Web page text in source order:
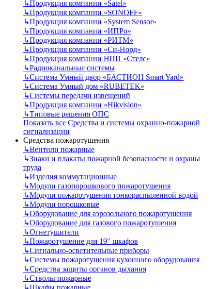
↳Продукция компании «Satel»
↳Продукция компании «SONOFF»
↳Продукция компании «System Sensor»
↳Продукция компании «ИПРо»
↳Продукция компании «РИТМ»
↳Продукция компании «Си-Норд»
↳Продукция компании НПП «Стелс»
↳Радиоканальные системы
↳Система Умный двор «БАСТИОН Smart Yard»
↳Система Умный дом «RUBETEK»
↳Системы передачи извещений
↳Продукция компании «Hikvision»
↳Типовые решения ОПС
Показать все Средства и системы охранно-пожарной
сигнализации
Средства пожаротушения
↳Вентили пожарные
↳Знаки и плакаты пожарной безопасности и охраны
труда
↳Изделия коммутационные
↳Модули газопорошкового пожаротушения
↳Модули пожаротушения тонкораспыленной водой
↳Модули порошковые
↳Оборудование для аэрозольного пожаротушения
↳Оборудование для газового пожаротушения
↳Огнетушители
↳Пожаротушение для 19" шкафов
↳Сигнально-осветительные приборы
↳Системы пожаротушения кухонного оборудования
↳Средства защиты органов дыхания
↳Стволы пожарные
↳Шкафы пожарные